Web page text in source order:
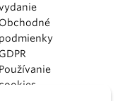
Obchodné
podmienky
GDPR
Používanie
cookies